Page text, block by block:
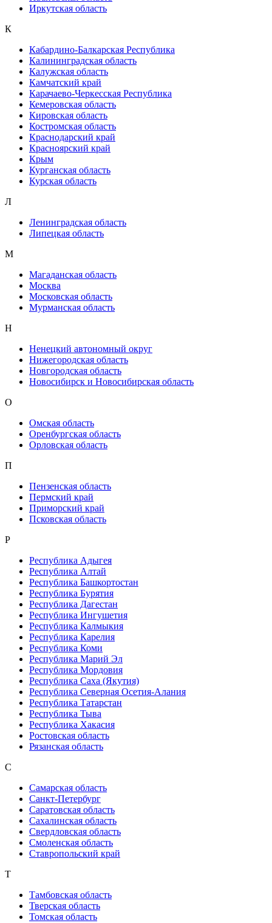
Иркутская область
К
Кабардино-Балкарская Республика
Калининградская область
Калужская область
Камчатский край
Карачаево-Черкесская Республика
Кемеровская область
Кировская область
Костромская область
Краснодарский край
Красноярский край
Крым
Курганская область
Курская область
Л
Ленинградская область
Липецкая область
М
Магаданская область
Москва
Московская область
Мурманская область
Н
Ненецкий автономный округ
Нижегородская область
Новгородская область
Новосибирск и Новосибирская область
О
Омская область
Оренбургская область
Орловская область
П
Пензенская область
Пермский край
Приморский край
Псковская область
Р
Республика Адыгея
Республика Алтай
Республика Башкортостан
Республика Бурятия
Республика Дагестан
Республика Ингушетия
Республика Калмыкия
Республика Карелия
Республика Коми
Республика Марий Эл
Республика Мордовия
Республика Саха (Якутия)
Республика Северная Осетия-Алания
Республика Татарстан
Республика Тыва
Республика Хакасия
Ростовская область
Рязанская область
С
Самарская область
Санкт-Петербург
Саратовская область
Сахалинская область
Свердловская область
Смоленская область
Ставропольский край
Т
Тамбовская область
Тверская область
Томская область